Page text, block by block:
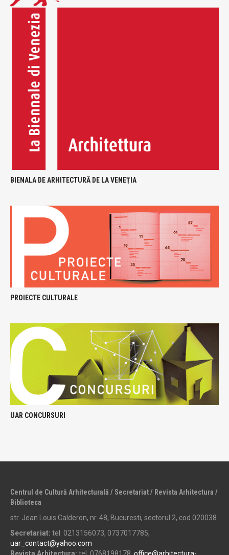
BIENALA DE ARHITECTURĂ DE LA VENEȚIA
PROIECTE CULTURALE
UAR CONCURSURI
Centrul de Cultură Arhitecturală / Secretariat / Revista Arhitectura /
Biblioteca
str. Jean Louis Calderon, nr. 48, Bucuresti, sectorul 2, cod 020038
Secretariat: tel. 0213156073, 0737017785,
uar_contact@yahoo.com